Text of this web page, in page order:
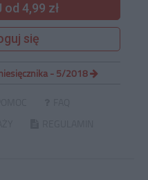
od 4,99 zł
się
- 5/2018